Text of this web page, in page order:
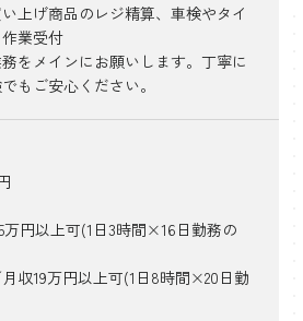
上げ商品のレジ精算、車検やタイ
業受付
をメインにお願いします。丁寧に
もご安心ください。
万円以上可(1日3時間×16日勤務の
収19万円以上可(1日8時間×20日勤